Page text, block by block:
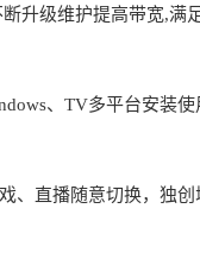
升级维护提高带宽,满
、TV多平台安装
、直播随意切换，独